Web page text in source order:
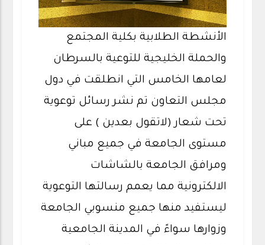
الأنشطة الطلابية بكلية المجتمع
والحملة الخليجية للتوعية بالسرطان
لعامها الخامس التي انطلقت في دول
مجلس التعاون تم نشر رسائل توعوية
تحت شعار (لاتقول بعدين ) على
مستوى الجامعة في جميع مباني
ومرافق الجامعة بالشاشات
الالكترونية مما يعمم رسالتها التوعوية
ليستفيد منها جميع منسوبي الجامعة
وزوارها سواءً في المدينة الجامعية